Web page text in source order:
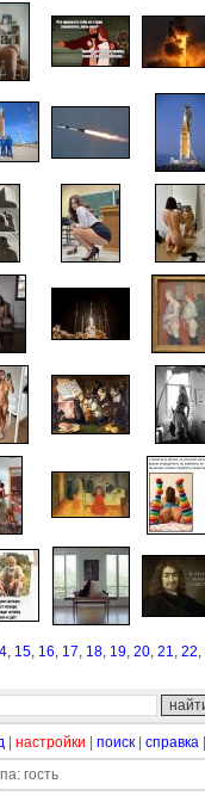
, 15, 16, 17, 18, 19, 20, 21, 22,
настройки поиск справка
гость